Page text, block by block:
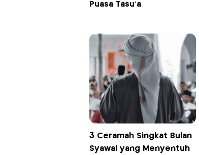
Puasa Tasu'a
3 Ceramah Singkat Bulan
Syawal yang Menyentuh